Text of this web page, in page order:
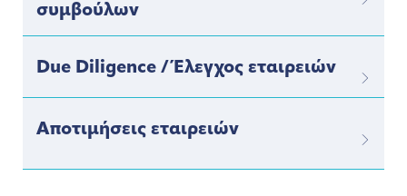
συμβούλων
Due Diligence / Έλεγχος εταιρειών
Αποτιμήσεις εταιρειών